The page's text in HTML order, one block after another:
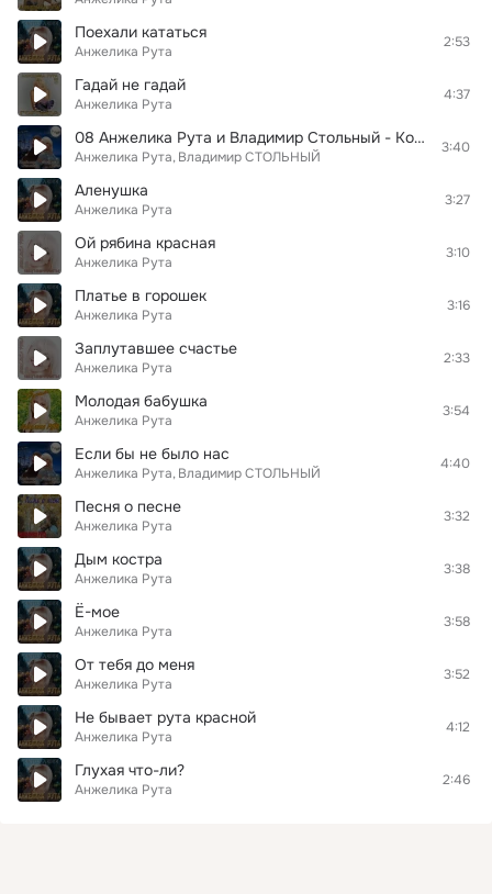
Поехали кататься
Анжелика Рута
2:53
Гадай не гадай
Анжелика Рута
4:37
08 Анжелика Рута и Владимир Стольный - Когда наступит ночь (новая)
Анжелика Рута Владимир СТОЛЬНЫЙ
3:40
Аленушка
Анжелика Рута
3:27
Ой рябина красная
Анжелика Рута
3:10
Платье в горошек
Анжелика Рута
3:16
Заплутавшее счастье
Анжелика Рута
2:33
Молодая бабушка
Анжелика Рута
3:54
Если бы не было нас
Анжелика Рута Владимир СТОЛЬНЫЙ
4:40
Песня о песне
Анжелика Рута
3:32
Дым костра
Анжелика Рута
3:38
Ё-мое
Анжелика Рута
3:58
От тебя до меня
Анжелика Рута
3:52
Не бывает рута красной
Анжелика Рута
4:12
Глухая что-ли?
Анжелика Рута
2:46